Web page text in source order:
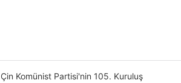
Çin Komünist Partisi'nin 105. Kuruluş